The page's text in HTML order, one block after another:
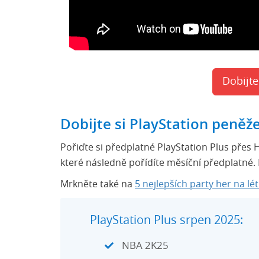
Dobijte si PlayStation
Pořiďte si předplatné PlayStation Plus přes
které následně pořídíte měsíční
Mrkněte také na 5 nejlepších party her na
PlayStation Plus srpen 2025:
NBA 2K25